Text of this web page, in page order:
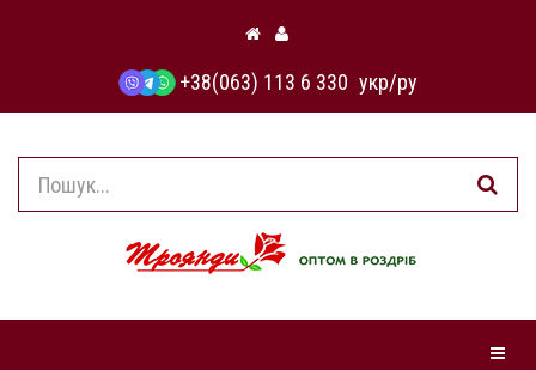
+38(063) 113 6 330 укр/ру